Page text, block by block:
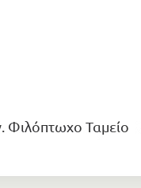
Φιλόπτωχο Ταμείο